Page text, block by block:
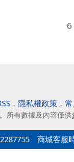
． 隱私權政策．
有數據及內容僅
商城客服